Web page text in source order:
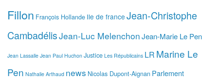
Fillon François Hollande Ile de france Jean-Christophe
CambadélisJean-Luc MelenchonJean-Marie Le Pen
Jean Lassalle Jean Paul Huchon Justice Les Républicains LR Marine Le
Pen Nathalie Arthaud news Nicolas Dupont-Aignan Parlement